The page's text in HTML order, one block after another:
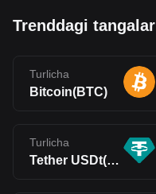
Trenddagi tangalar
Turlicha
Bitcoin(BTC)
Turlicha
Tether USDt(USDT)